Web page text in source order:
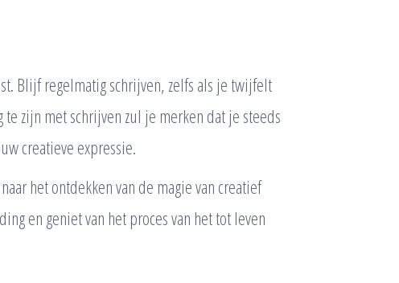
Blijf regelmatig schrijven, zelfs als je twijfelt
zijn met schrijven zul je merken dat je steeds
creatieve expressie.
het ontdekken van de magie van creatief
en geniet van het proces van het tot leven